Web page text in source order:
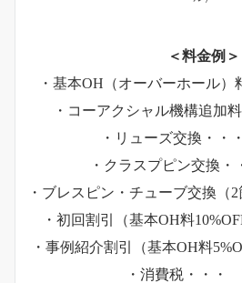
＜料金例＞
・基本OH（オーバーホール
・コーアクシャル機構追加
・リューズ交換・・
・クラスプピン交換
・ブレスピン・チューブ交換
・初回割引（基本OH料
・事例紹介割引（基本OH料
・消費税・・・